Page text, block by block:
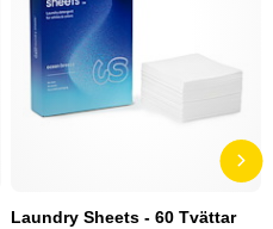
Laundry Sheets - 60 Tvättar